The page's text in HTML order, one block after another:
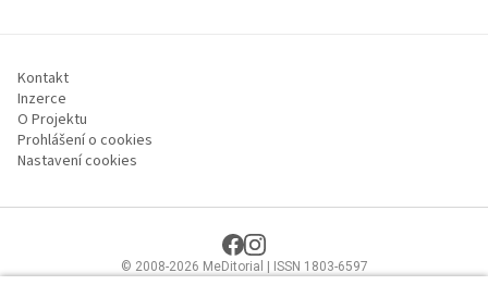
Kontakt
Inzerce
O Projektu
Prohlášení o cookies
Nastavení cookies
© 2008-2026 MeDitorial | ISSN 1803-6597